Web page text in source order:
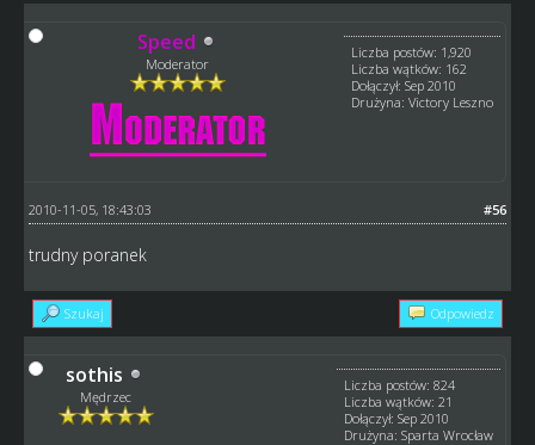
Speed
Moderator
Liczba postów: 1,920
Liczba wątków: 162
Dołączył: Sep 2010
Drużyna: Victory Leszno
#56
2010-11-05, 18:43:03
trudny poranek
Szukaj Odpowiedz
sothis
Mędrzec
Liczba postów: 824
Liczba wątków: 21
Dołączył: Sep 2010
Drużyna: Sparta Wrocław